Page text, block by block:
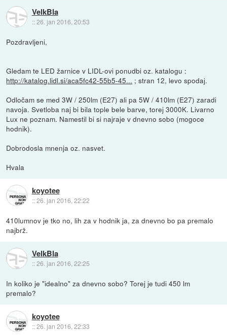
VelkBla
::26. jan 2016, 20:53
Pozdravljeni,
Gledam te LED žarnice v LIDL-ovi ponudbi oz. katalogu :
http://katalog.lidl.si/aca5fc42-55b5-45... ; stran 12, levo spodaj.
Odločam se med 3W / 250lm (E27) ali pa 5W / 410lm (E27) zaradi
navoja. Svetloba naj bi bila tople bele barve, torej 3000K. Livarno
Lux ne poznam. Namestil bi si najraje v dnevno sobo (mogoce
hodnik).
Dobrodosla mnenja oz. nasvet.
Hvala
koyotee
::26. jan 2016, 22:22
410lumnov je tko no, lih za v hodnik ja, za dnevno bo pa premalo
najbrž.
VelkBla
::26. jan 2016, 22:25
In koliko je "idealno" za dnevno sobo? Torej je tudi 450 lm
premalo?
koyotee
::26. jan 2016, 22:33